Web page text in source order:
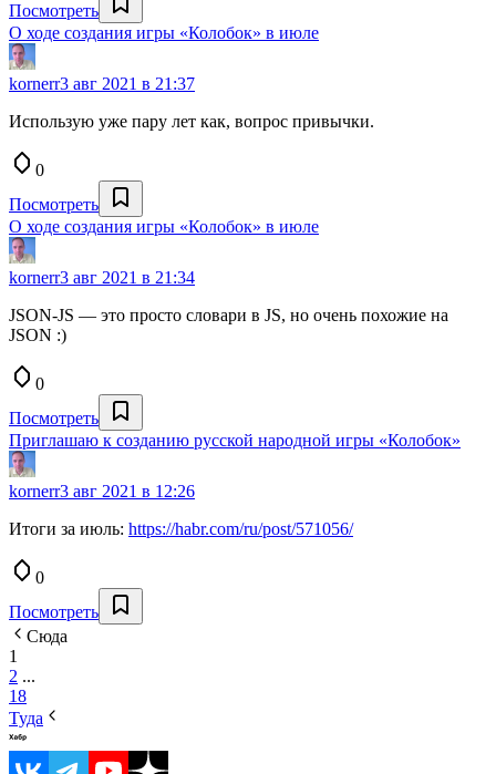
Посмотреть
О ходе создания игры «Колобок» в июле
kornerr3 авг 2021 в 21:37
Использую уже пару лет как, вопрос привычки.
0
Посмотреть
О ходе создания игры «Колобок» в июле
kornerr3 авг 2021 в 21:34
JSON-JS — это просто словари в JS, но очень похожие на
JSON :)
0
Посмотреть
Приглашаю к созданию русской народной игры «Колобок»
kornerr3 авг 2021 в 12:26
Итоги за июль: https://habr.com/ru/post/571056/
0
Посмотреть
Сюда
1
2 ...
18
Туда